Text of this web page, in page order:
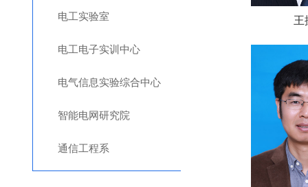
电工实验室
电工电子实训中心
电气信息实验综合中心
智能电网研究院
通信工程系
王